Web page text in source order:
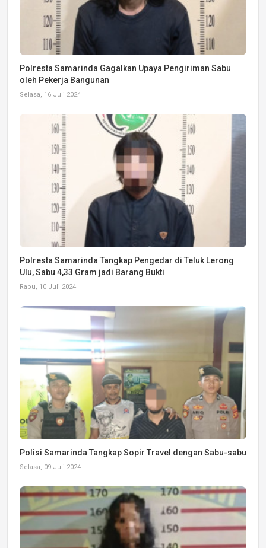
Polresta Samarinda Gagalkan Upaya Pengiriman Sabu
oleh Pekerja Bangunan
Selasa, 16 Juli 2024
Polresta Samarinda Tangkap Pengedar di Teluk Lerong
Ulu, Sabu 4,33 Gram jadi Barang Bukti
Rabu, 10 Juli 2024
Polisi Samarinda Tangkap Sopir Travel dengan Sabu-sabu
Selasa, 09 Juli 2024